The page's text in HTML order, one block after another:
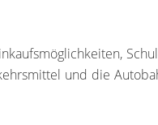
und die